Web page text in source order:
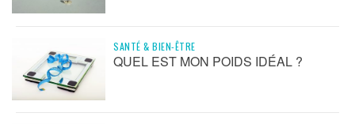
SANTÉ & BIEN-ÊTRE
QUEL EST MON POIDS IDÉAL ?